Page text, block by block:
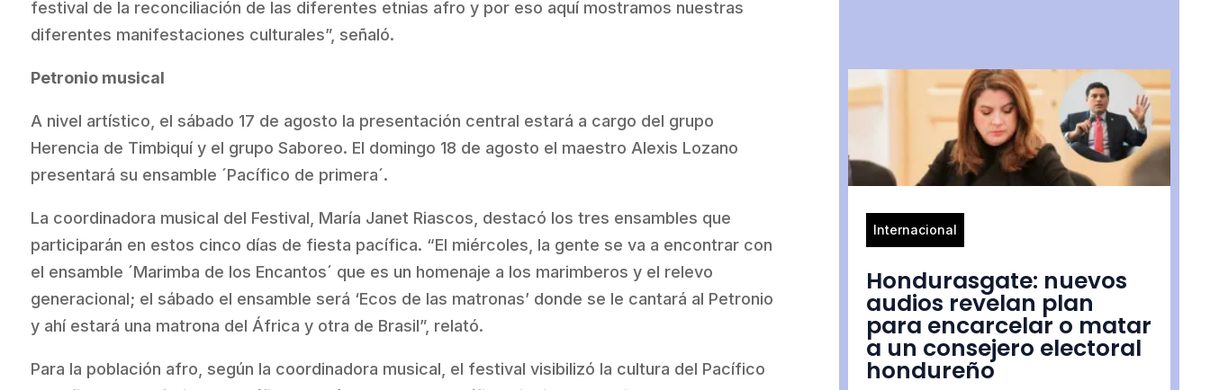
festival de la reconciliación de las diferentes etnias afro y por eso aquí mostramos nuestras
diferentes manifestaciones culturales”, señaló.
Petronio musical
A nivel artístico, el sábado 17 de agosto la presentación central estará a cargo del grupo
Herencia de Timbiquí y el grupo Saboreo. El domingo 18 de agosto el maestro Alexis Lozano
presentará su ensamble ´Pacífico de primera´.
La coordinadora musical del Festival, María Janet Riascos, destacó los tres ensambles que
participarán en estos cinco días de fiesta pacífica. “El miércoles, la gente se va a encontrar con
el ensamble ´Marimba de los Encantos´ que es un homenaje a los marimberos y el relevo
generacional; el sábado el ensamble será ‘Ecos de las matronas’ donde se le cantará al Petronio
y ahí estará una matrona del África y otra de Brasil”, relató.
Para la población afro, según la coordinadora musical, el festival visibilizó la cultura del Pacífico
Internacional
Hondurasgate: nuevos
audios revelan plan
para encarcelar o matar
a un consejero electoral
hondureño